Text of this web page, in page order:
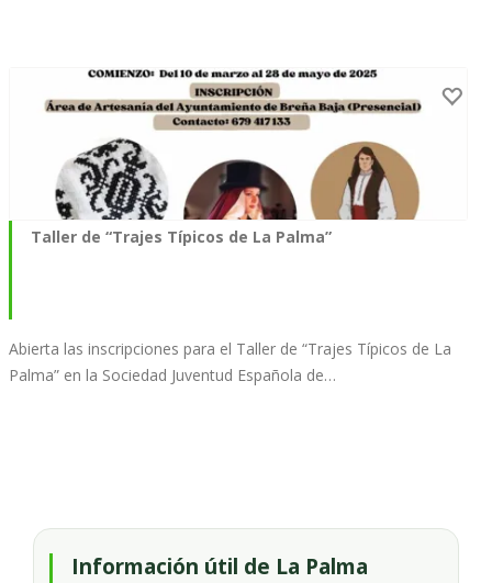
Taller de “Trajes Típicos de La Palma”
Abierta las inscripciones para el Taller de “Trajes Típicos de La
Palma” en la Sociedad Juventud Española de…
Información útil de La Palma